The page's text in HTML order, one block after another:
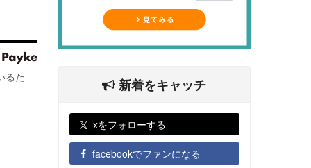
るた
新着をキャッチ
xをフォローする
facebookでファンになる